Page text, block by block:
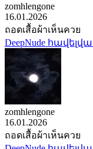
zomhlengone
16.01.2026
ถอดเสื้อผ้าเห็นควย
DeepNude
zomhlengone
16.01.2026
ถอดเสื้อผ้าเห็นควย